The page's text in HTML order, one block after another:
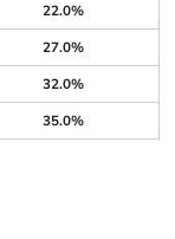
22.0%
27.0%
32.0%
35.0%